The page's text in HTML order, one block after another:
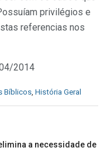
privilégios e
referencias nos
2014
Bíblicos História Geral
a necessidade de